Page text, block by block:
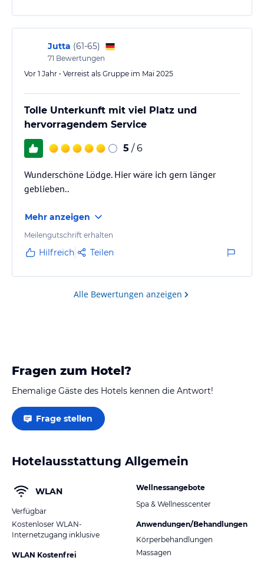
Jutta (61-65)
71 Bewertungen
Vor 1 Jahr • Verreist als Gruppe im Mai 2025
Tolle Unterkunft mit viel Platz und
hervorragendem Service
5 / 6
Wunderschöne Lödge. Hier wäre ich gern länger
geblieben..
Mehr anzeigen
Meilengutschrift erhalten
Hilfreich Teilen
Alle Bewertungen anzeigen
Fragen zum Hotel?
Ehemalige Gäste des Hotels kennen die Antwort!
Frage stellen
Hotelausstattung Allgemein
WLAN
Verfügbar
Kostenloser WLAN-
Internetzugang inklusive
WLAN Kostenfrei
Wellnessangebote
Spa & Wellnesscenter
Anwendungen/Behandlungen
Körperbehandlungen
Massagen